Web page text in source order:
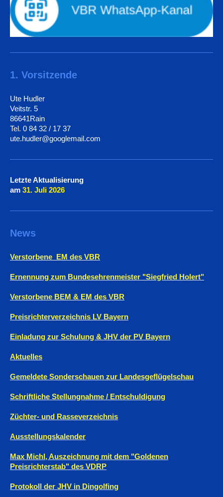
1. Vorsitzende
Ute Hudler
Veitstr. 5
86641Rain
Tel. 0 84 32 / 17 37
ute.hudler@googlemail.com
Letzte Aktualisierung
am 31. Juli 2026
News
Verstorbene EM des VBR
Ernennung zum Bundesehrenmeister "Siegfried Holert"
Verstorbene BEM & EM des VBR
Preisrichterverzeichnis LV Bayern
Einladung zur Schulung & JHV der PV Bayern
Aktuelles
Gemeldete Sonderschauen zur Landesgeflügelschau
Schriftliche Stellungnahme / Entschuldigung
Züchter- und Rasseverzeichnis
Ausstellungskalender
Max Michl, Auszeichnung mit dem "Goldenen
Preisrichterstab" des VDRP
Protokoll der JHV in Dingolfing